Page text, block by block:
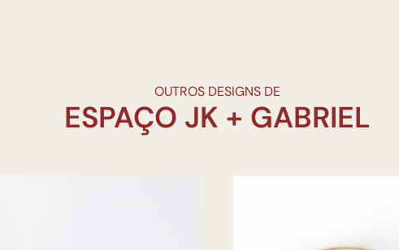
OUTROS DESIGNS DE